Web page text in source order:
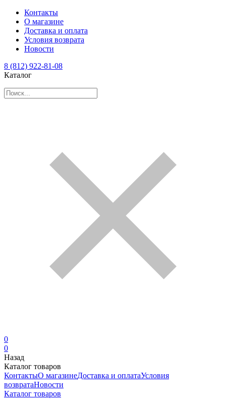
Контакты
О магазине
Доставка и оплата
Условия возврата
Новости
8 (812) 922-81-08
Каталог
0
0
Назад
Каталог товаров
КонтактыО магазинеДоставка и оплатаУсловия
возвратаНовости
Каталог товаров